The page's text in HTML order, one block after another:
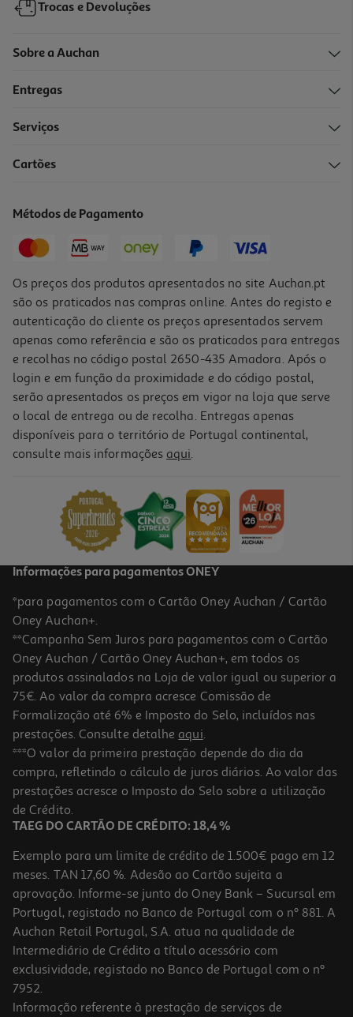
Trocas e Devoluções
Sobre a Auchan
Entregas
Serviços
Cartões
Métodos de Pagamento
Os preços dos produtos apresentados no site Auchan.pt
são os praticados nas compras online. Antes do registo e
autenticação do cliente os preços apresentados servem
apenas como referência e são os praticados para entregas
e recolhas no código postal 2650-435 Amadora. Após o
login e em função da proximidade e do código postal,
serão apresentados os preços em vigor na loja que serve
o local de entrega ou de recolha. Entregas apenas
disponíveis para o território de Portugal continental,
consulte mais informações aqui.
Informações para pagamentos ONEY
*para pagamentos com o Cartão Oney Auchan / Cartão
Oney Auchan+.
**Campanha Sem Juros para pagamentos com o Cartão
Oney Auchan / Cartão Oney Auchan+, em todos os
produtos assinalados na Loja de valor igual ou superior a
75€. Ao valor da compra acresce Comissão de
Formalização até 6% e Imposto do Selo, incluídos nas
prestações. Consulte detalhe aqui.
***O valor da primeira prestação depende do dia da
compra, refletindo o cálculo de juros diários. Ao valor das
prestações acresce o Imposto do Selo sobre a utilização
de Crédito.
TAEG DO CARTÃO DE CRÉDITO: 18,4 %
Exemplo para um limite de crédito de 1.500€ pago em 12
meses. TAN 17,60 %. Adesão ao Cartão sujeita a
aprovação. Informe-se junto do Oney Bank – Sucursal em
Portugal, registado no Banco de Portugal com o nº 881. A
Auchan Retail Portugal, S.A. atua na qualidade de
Intermediário de Crédito a título acessório com
exclusividade, registado no Banco de Portugal com o nº
7952.
Informação referente à prestação de serviços de